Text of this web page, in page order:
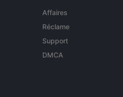
Affaires
Réclame
Support
DMCA